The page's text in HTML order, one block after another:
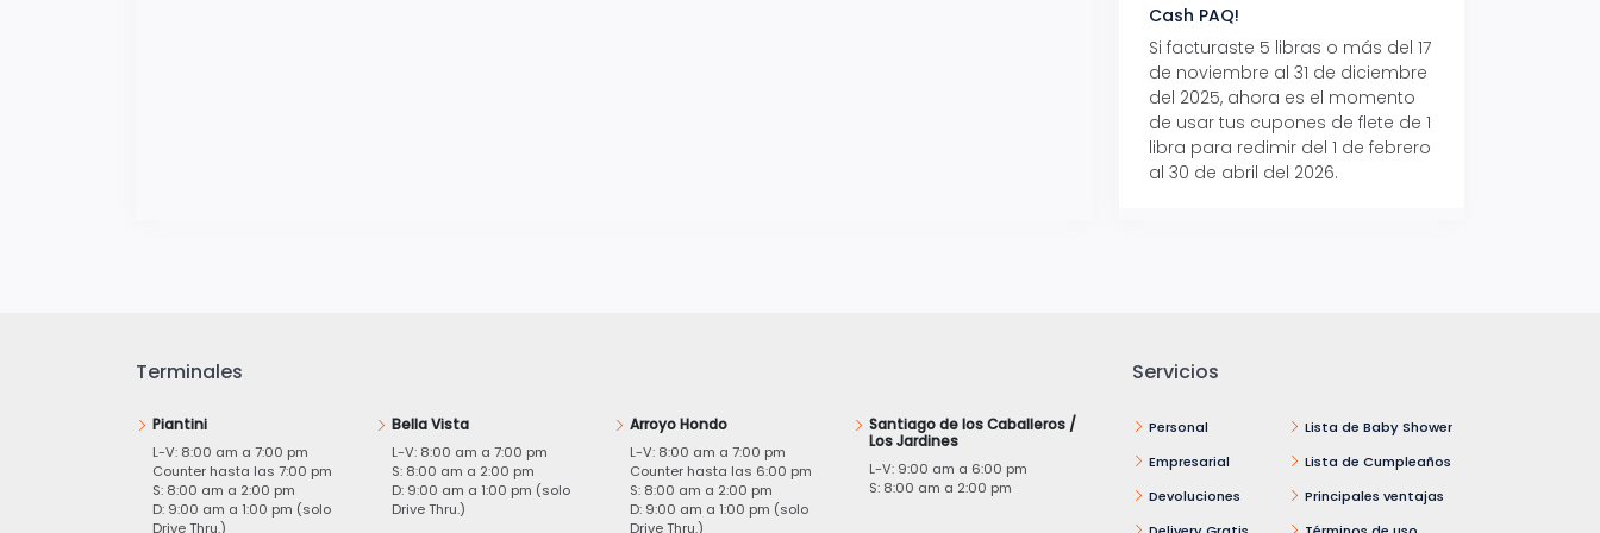
Cash PAQ!
Si facturaste 5 libras o más del 17
de noviembre al 31 de diciembre
del 2025, ahora es el momento
de usar tus cupones de flete de 1
libra para redimir del 1 de febrero
al 30 de abril del 2026.
Terminales
Piantini
L-V: 8:00 am a 7:00 pm
Counter hasta las 7:00 pm
S: 8:00 am a 2:00 pm
D: 9:00 am a 1:00 pm (solo
Drive Thru.)
Bella Vista
L-V: 8:00 am a 7:00 pm
S: 8:00 am a 2:00 pm
D: 9:00 am a 1:00 pm (solo
Drive Thru.)
Arroyo Hondo
L-V: 8:00 am a 7:00 pm
Counter hasta las 6:00 pm
S: 8:00 am a 2:00 pm
D: 9:00 am a 1:00 pm (solo
Drive Thru.)
Santiago de los Caballeros /
Los Jardines
L-V: 9:00 am a 6:00 pm
S: 8:00 am a 2:00 pm
Servicios
Personal
Empresarial
Devoluciones
Lista de Baby Shower
Lista de Cumpleaños
Principales ventajas